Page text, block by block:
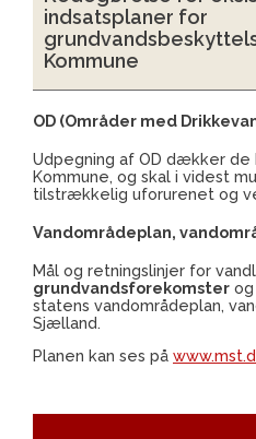
indsatsplaner for
Kommune
OD (Områder med
Udpegning af OD dækker
Kommune, og skal i videst
tilstrækkelig uforurenet og
Vandområdeplan,
Mål og retningslinjer for
grundvandsforekomster
statens vandområdeplan,
Sjælland.
Planen kan ses på